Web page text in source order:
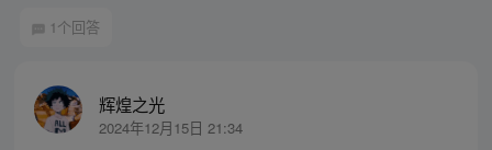
1个回答
辉煌之光
2024年12月15日 21:34